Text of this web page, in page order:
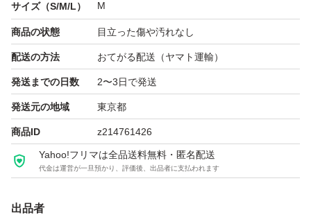
サイズ（S/M/L） M
商品の状態 目立った傷や汚れなし
配送の方法 おてがる配送（ヤマト運輸）
発送までの日数 2〜3日で発送
発送元の地域 東京都
商品ID z214761426
Yahoo!フリマは全品送料無料・匿名配送
代金は運営が一旦預かり、評価後、出品者に支払われます
出品者